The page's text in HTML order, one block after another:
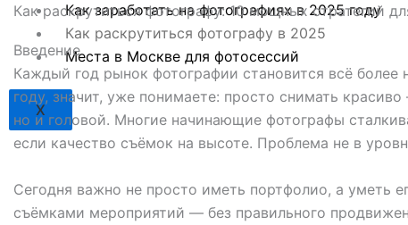
Как заработать на фотографиях в 2025 году
Как раскрутиться фотографу в 2025
Места в Москве для фотосессий
X
Как раскрутиться фотографу: 10 мощных стратегий
Введение
Каждый год рынок фотографии становится всё
году, значит, уже понимаете: просто снимать
но и головой. Многие начинающие фотографы
если качество съёмок на высоте. Проблема не в
Сегодня важно не просто иметь портфолио, а уметь
съёмками мероприятий — без правильного